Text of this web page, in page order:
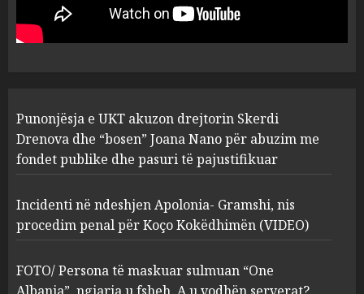
1
“bosen” Joana Nano për
abuzim me fondet publike dhe
pasuri të pajustifikuar
2
Apolonia- Gramshi, nis
procedim penal për Koço
Kokëdhimën (VIDEO)
MARCH 27, 2025
FOTO/ Persona të maskuar
sulmuan “One Albania”,
ngjarja u fsheh. A u vodhën
serverat?
Punonjësja e UKT akuzon drejtorin Skerdi
Drenova dhe “bosen” Joana Nano për abuzim me
fondet publike dhe pasuri të pajustifikuar
Incidenti në ndeshjen Apolonia- Gramshi, nis
procedim penal për Koço Kokëdhimën (VIDEO)
FOTO/ Persona të maskuar sulmuan “One